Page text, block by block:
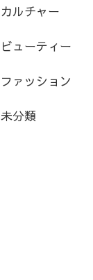
カルチャー
ビューティー
ファッション
未分類